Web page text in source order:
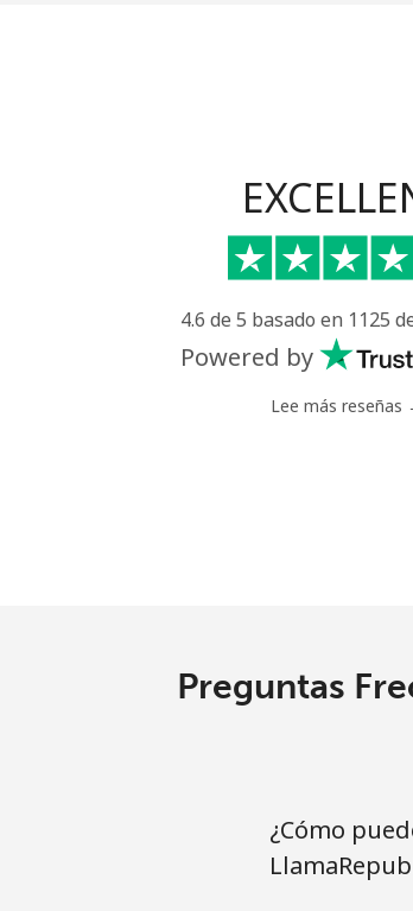
4.6 de 5 basado en 1125
Powered by
Lee más reseñas
Preguntas
¿Cómo